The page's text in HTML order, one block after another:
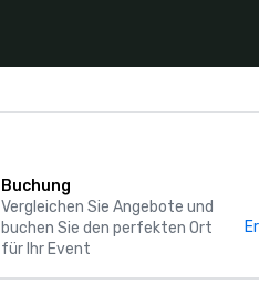
Buchung
Vergleichen Sie Angebote und
buchen Sie den perfekten Ort
für Ihr Event